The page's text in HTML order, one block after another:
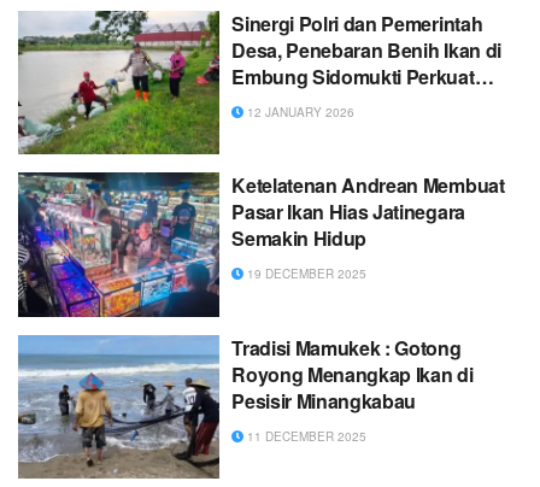
Sinergi Polri dan Pemerintah
Desa, Penebaran Benih Ikan di
Embung Sidomukti Perkuat
Ketahanan panggan.
12 JANUARY 2026
Ketelatenan Andrean Membuat
Pasar Ikan Hias Jatinegara
Semakin Hidup
19 DECEMBER 2025
Tradisi Mamukek : Gotong
Royong Menangkap Ikan di
Pesisir Minangkabau
11 DECEMBER 2025